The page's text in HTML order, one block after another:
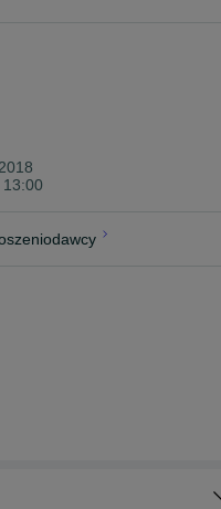
brutto z VAT 23% oraz
pomocą formularza olx
do Państwa samochodu.
naszą ofertą felg na naszej